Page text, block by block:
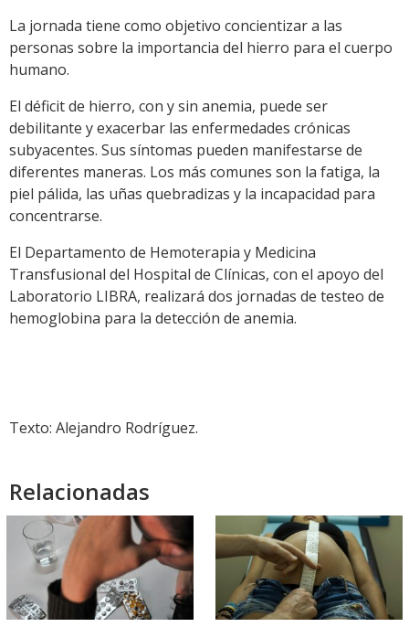
La jornada tiene como objetivo concientizar a las
personas sobre la importancia del hierro para el cuerpo
humano.
El déficit de hierro, con y sin anemia, puede ser
debilitante y exacerbar las enfermedades crónicas
subyacentes. Sus síntomas pueden manifestarse de
diferentes maneras. Los más comunes son la fatiga, la
piel pálida, las uñas quebradizas y la incapacidad para
concentrarse.
El Departamento de Hemoterapia y Medicina
Transfusional del Hospital de Clínicas, con el apoyo del
Laboratorio LIBRA, realizará dos jornadas de testeo de
hemoglobina para la detección de anemia.
Texto: Alejandro Rodríguez.
Relacionadas